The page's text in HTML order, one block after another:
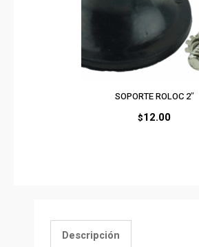
SOPORTE ROLOC 2″
$12.00
Descripción